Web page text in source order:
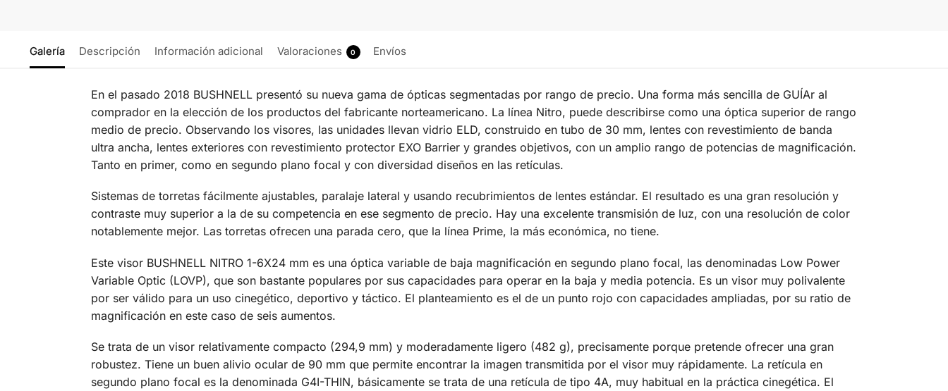
Galería Descripción Información adicional Valoraciones 0 Envíos
En el pasado 2018 BUSHNELL presentó su nueva gama de ópticas segmentadas por rango de precio. Una forma más sencilla de GUÍAr al
comprador en la elección de los productos del fabricante norteamericano. La línea Nitro, puede describirse como una óptica superior de rango
medio de precio. Observando los visores, las unidades llevan vidrio ELD, construido en tubo de 30 mm, lentes con revestimiento de banda
ultra ancha, lentes exteriores con revestimiento protector EXO Barrier y grandes objetivos, con un amplio rango de potencias de magnificación.
Tanto en primer, como en segundo plano focal y con diversidad diseños en las retículas.
Sistemas de torretas fácilmente ajustables, paralaje lateral y usando recubrimientos de lentes estándar. El resultado es una gran resolución y
contraste muy superior a la de su competencia en ese segmento de precio. Hay una excelente transmisión de luz, con una resolución de color
notablemente mejor. Las torretas ofrecen una parada cero, que la línea Prime, la más económica, no tiene.
Este visor BUSHNELL NITRO 1-6X24 mm es una óptica variable de baja magnificación en segundo plano focal, las denominadas Low Power
Variable Optic (LOVP), que son bastante populares por sus capacidades para operar en la baja y media potencia. Es un visor muy polivalente
por ser válido para un uso cinegético, deportivo y táctico. El planteamiento es el de un punto rojo con capacidades ampliadas, por su ratio de
magnificación en este caso de seis aumentos.
Se trata de un visor relativamente compacto (294,9 mm) y moderadamente ligero (482 g), precisamente porque pretende ofrecer una gran
robustez. Tiene un buen alivio ocular de 90 mm que permite encontrar la imagen transmitida por el visor muy rápidamente. La retícula en
segundo plano focal es la denominada G4I-THIN, básicamente se trata de una retícula de tipo 4A, muy habitual en la práctica cinegética. El